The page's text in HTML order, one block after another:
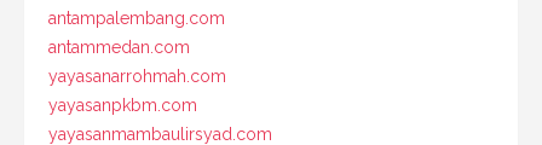
antampalembang.com
antammedan.com
yayasanarrohmah.com
yayasanpkbm.com
yayasanmambaulirsyad.com